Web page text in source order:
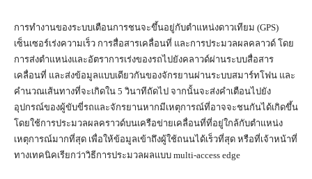
การทำงานของระบบเตือนการชนจะขึ้นอยู่กับตำแหน่งดาวเทียม (GPS)
เซ็นเซอร์เร่งความเร็ว การสื่อสารเคลื่อนที่ และการประมวลผลคลาวด์ โดย
การส่งตำแหน่งและอัตราการเร่งของรถไปยังคลาวด์ผ่านระบบสื่อสาร
เคลื่อนที่ และส่งข้อมูลแบบเดียวกันของจักรยานผ่านระบบสมาร์ทโฟน และ
คำนวณเส้นทางที่จะเกิดใน 5 วินาทีถัดไป จากนั้นจะส่งคำเตือนไปยัง
อุปกรณ์ของผู้ขับขี่รถและจักรยานหากมีเหตุการณ์ที่อาจจะชนกันได้เกิดขึ้น
โดยใช้การประมวลผลคราวด์บนเครือข่ายเคลื่อนที่ที่อยู่ใกล้กับตำแหน่ง
เหตุการณ์มากที่สุด เพื่อให้ข้อมูลเข้าถึงผู้ใช้ถนนได้เร็วที่สุด หรือที่เจ้าหน้าที่
ทางเทคนิคเรียกว่าวิธีการประมวลผลแบบ multi-access edge